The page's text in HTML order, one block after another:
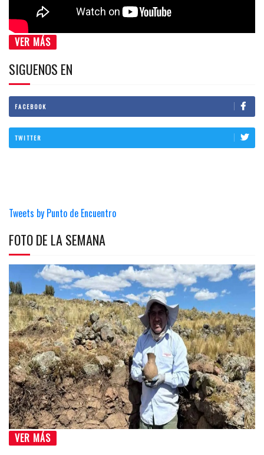
VER MÁS
SIGUENOS EN
FACEBOOK
TWITTER
Tweets by Punto de Encuentro
FOTO DE LA SEMANA
VER MÁS